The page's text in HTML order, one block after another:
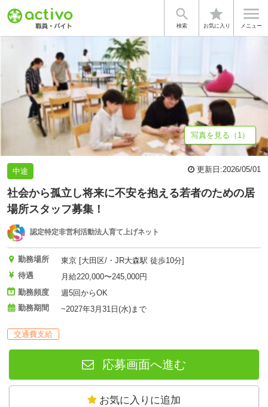

検索
star
お気に入り

メニュー
基本情報 体験談・雰囲気
写真を見る（1）
中途 更新日:2026/05/01
社会から孤立し将来に不安を抱える若者のための居
場所スタッフ募集！
認定特定非営利活動法人育て上げネット
勤務場所
東京 [大田区/・JR大森駅 徒歩10分]
待遇
月給220,000〜245,000円
勤務頻度
週5回からOK
勤務期間
~2027年3月31日(水)まで
交通費支給
応募画面へ進む
お気に入りに追加